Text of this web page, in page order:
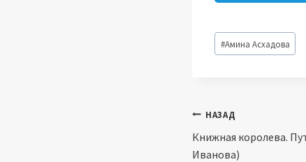
Метки
записи:
#Амина Асхадова
Навигация
по
НАЗАД
Книжная королева.
Иванова)